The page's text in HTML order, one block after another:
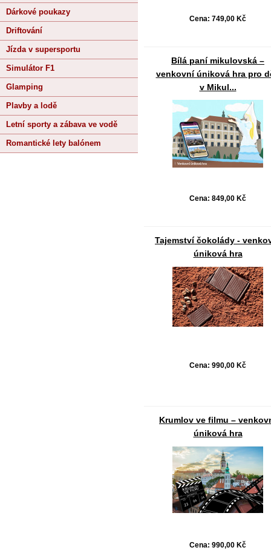
Cena: 749,00 Kč
Bílá paní mikulovská –
venkovní úniková hra pro
v Mikul...
Cena: 849,00 Kč
Tajemství čokolády -
úniková hra
Cena: 990,00 Kč
Krumlov ve filmu –
úniková hra
Cena: 990,00 Kč
Dárkové poukazy
Driftování
Jízda v supersportu
Simulátor F1
Glamping
Plavby a lodě
Letní sporty a zábava ve vodě
Romantické lety balónem